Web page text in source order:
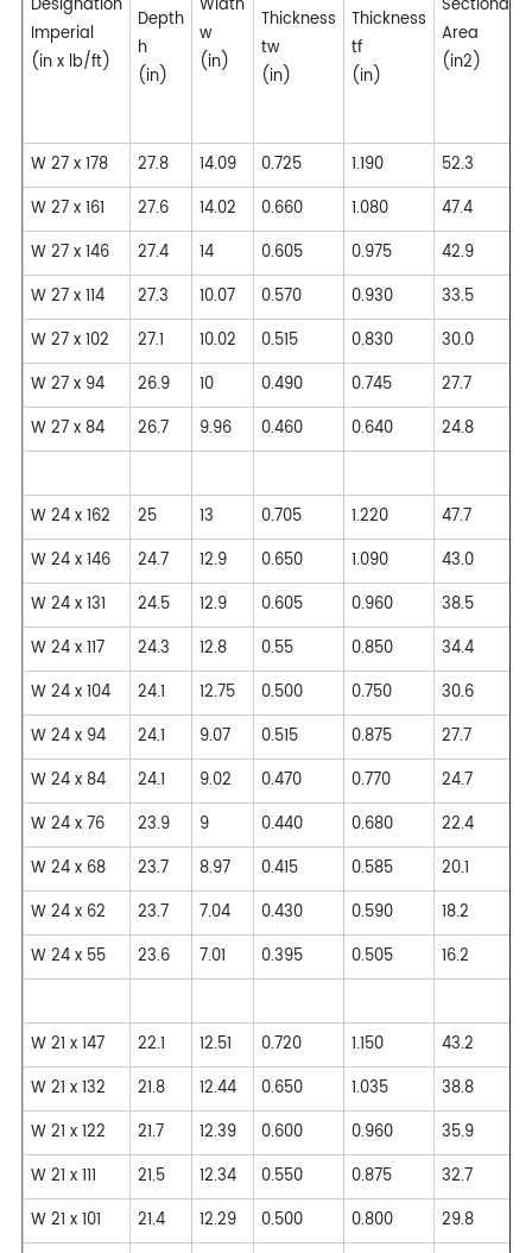
Designation
Imperial
(in x lb/ft)
Depth
h
(in)
Width
w
(in)
Thickness
tw
(in)
Thickness
tf
(in)
Sectional
Area
(in2)
W 27 x 178 27.8 14.09 0.725 1.190 52.3
W 27 x 161
27.6 14.02 0.660 1.080 47.4
W 27 x 146
27.4 14 0.605 0.975 42.9
W 27 x 114
27.3 10.07 0.570 0.930 33.5
W 27 x 102
27.1 10.02 0.515 0.830 30.0
W 27 x 94
26.9 10 0.490 0.745 27.7
W 27 x 84
26.7 9.96 0.460 0.640 24.8
W 24 x 162 25 13 0.705 1.220 47.7
W 24 x 146
24.7 12.9 0.650 1.090 43.0
W 24 x 131
24.5 12.9 0.605 0.960 38.5
W 24 x 117
24.3 12.8 0.55 0.850 34.4
W 24 x 104
24.1 12.75 0.500 0.750 30.6
W 24 x 94
24.1 9.07 0.515 0.875 27.7
W 24 x 84
24.1 9.02 0.470 0.770 24.7
W 24 x 76
23.9 9 0.440 0.680 22.4
W 24 x 68
23.7 8.97 0.415 0.585 20.1
W 24 x 62
23.7 7.04 0.430 0.590 18.2
W 24 x 55
23.6 7.01 0.395 0.505 16.2
W 21 x 147 22.1 12.51 0.720 1.150 43.2
W 21 x 132
21.8 12.44 0.650 1.035 38.8
W 21 x 122
21.7 12.39 0.600 0.960 35.9
W 21 x 111
21.5 12.34 0.550 0.875 32.7
W 21 x 101
21.4 12.29 0.500 0.800 29.8